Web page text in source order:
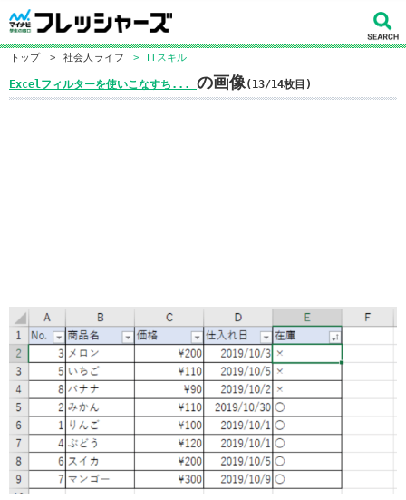
トップ > 社会人ライフ > ITスキル
Excelフィルターを使いこなすち... の画像(13/14枚目)